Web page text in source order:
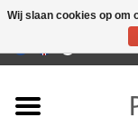
Wij slaan cookies op om